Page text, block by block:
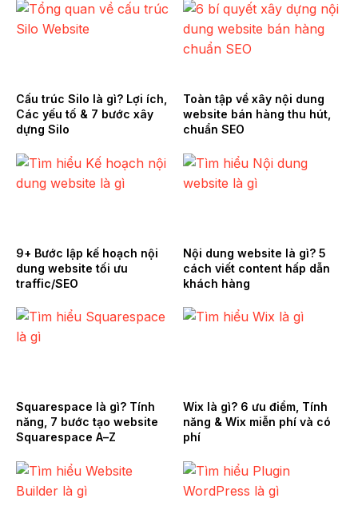
Cấu trúc Silo là gì? Lợi ích,
Các yếu tố & 7 bước xây
dựng Silo
Toàn tập về xây nội dung
website bán hàng thu hút,
chuẩn SEO
9+ Bước lập kế hoạch nội
dung website tối ưu
traffic/SEO
Nội dung website là gì? 5
cách viết content hấp dẫn
khách hàng
Squarespace là gì? Tính
năng, 7 bước tạo website
Squarespace A–Z
Wix là gì? 6 ưu điểm, Tính
năng & Wix miễn phí và có
phí